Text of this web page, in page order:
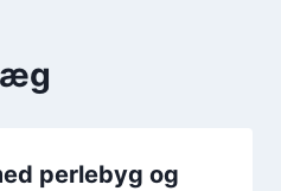
perlebyg og